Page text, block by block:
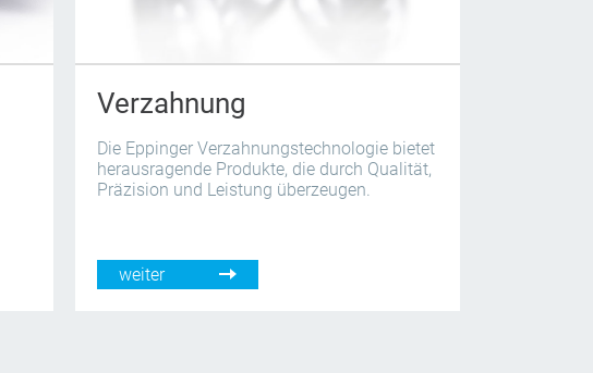
Verzahnung
Die Eppinger Verzahnungstechnologie bietet
herausragende Produkte, die durch Qualität,
Präzision und Leistung überzeugen.
weiter